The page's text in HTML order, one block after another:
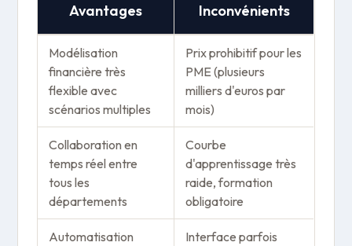
Avantages
Inconvénients
Modélisation
financière très
flexible avec
scénarios multiples
Prix prohibitif pour les
PME (plusieurs
milliers d'euros par
mois)
Collaboration en
temps réel entre
tous les
départements
Courbe
d'apprentissage très
raide, formation
obligatoire
Automatisation
Interface parfois